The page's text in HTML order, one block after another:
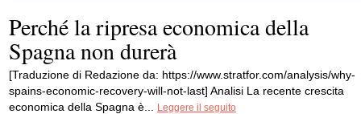
Perché la ripresa economica della
Spagna non durerà
[Traduzione di Redazione da: https://www.stratfor.com/analysis/why-
spains-economic-recovery-will-not-last] Analisi La recente crescita
economica della Spagna è...
Leggere il seguito